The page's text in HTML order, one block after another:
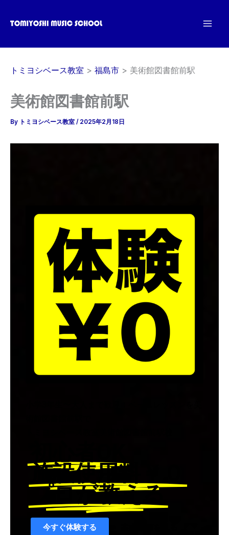
ス
トミヨシベース教室 福島市 美術館図書館前駅
美術館図書館前駅
By トミヨシベース教室 / 2025年2月18日
施設使用料￥０
プロが教える
今すぐ体験する